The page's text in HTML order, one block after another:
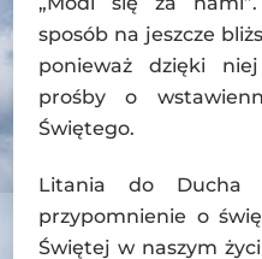
sposób na jeszcze
ponieważ dzięki
prośby o
Świętego.
Litania do Ducha
przypomnienie o
Świętej w naszym